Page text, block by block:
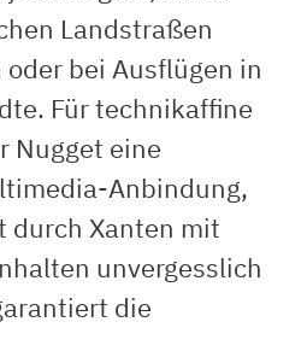
Landstraßen
bei Ausflügen in
Für technikaffine
Nugget eine
Anbindung,
durch Xanten mit
unvergesslich
die